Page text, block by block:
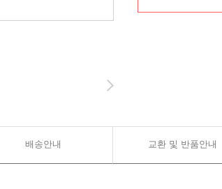
배송안내 교환 및 반품안내